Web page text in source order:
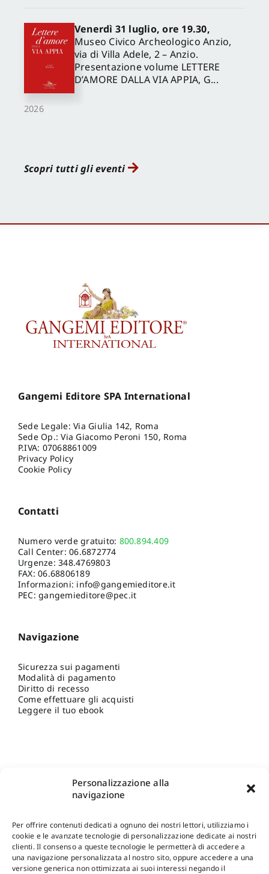
Personalizzazione alla
navigazione
Per offrire contenuti dedicati a ognuno dei nostri lettori, utilizziamo i
cookie e le avanzate tecnologie di personalizzazione dedicate ai nostri
clienti. Il consenso a queste tecnologie le permetterà di accedere a
una navigazione personalizzata al nostro sito, oppure accedere a una
versione generica non ottimizzata ai suoi interessi negando il
2026
Venerdì 31 luglio, ore 19.30,
Museo Civico Archeologico Anzio,
via di Villa Adele, 2 – Anzio.
Presentazione volume LETTERE
D’AMORE DALLA VIA APPIA, G...
Scopri tutti gli eventi
Gangemi Editore SPA International
Sede Legale: Via Giulia 142, Roma
Sede Op.: Via Giacomo Peroni 150, Roma
P.IVA: 07068861009
Privacy Policy
Cookie Policy
Contatti
Numero verde gratuito: 800.894.409
Call Center:06.6872774
Urgenze:348.4769803
FAX: 06.68806189
Informazioni: info@gangemieditore.it
PEC: gangemieditore@pec.it
Navigazione
Sicurezza sui pagamenti
Modalità di pagamento
Diritto di recesso
Come effettuare gli acquisti
Leggere il tuo ebook
Shop Gangemi Editore-Pagamenti Sicuri e anche Rateali